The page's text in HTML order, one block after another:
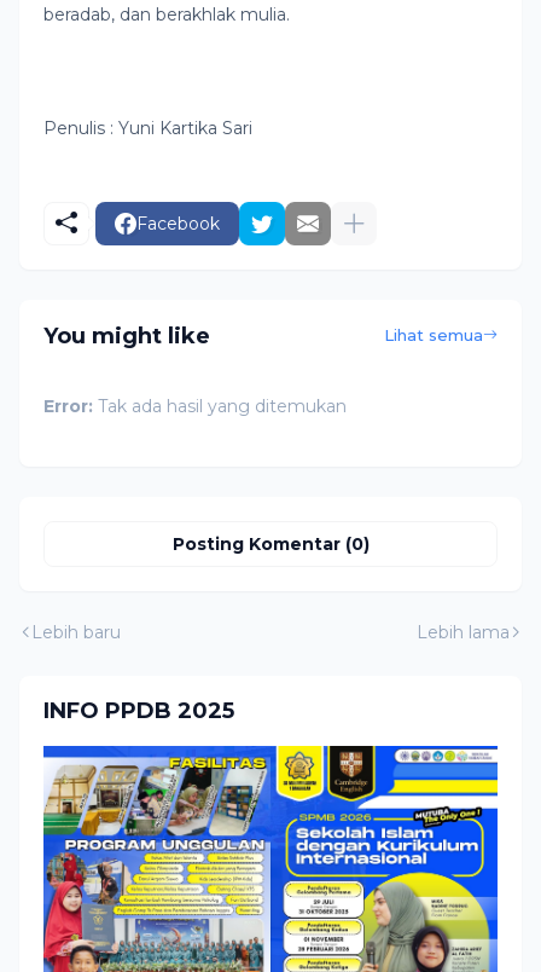
beradab, dan berakhlak mulia.
Penulis : Yuni Kartika Sari
Facebook
You might like Lihat semua
Error: Tak ada hasil yang ditemukan
Posting Komentar (0)
Lebih baru Lebih lama
INFO PPDB 2025